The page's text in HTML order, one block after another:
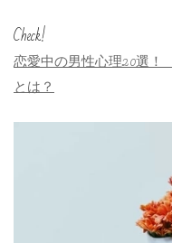
Check!
恋愛中の男性心理20選
とは？